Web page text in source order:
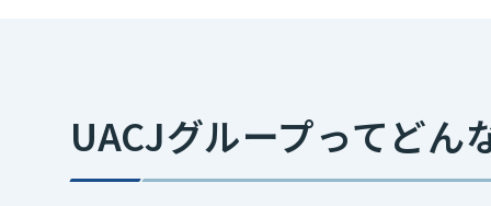
UACJグループってどん